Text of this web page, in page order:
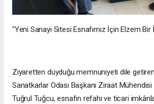
"Yeni Sanayi Sitesi Esnafımız İçin Elzem Bir
Ziyaretten duyduğu memnuniyeti dile
Sanatkarlar Odası Başkanı Ziraat
Tuğrul Tuğcu, esnafın refahı ve ticari